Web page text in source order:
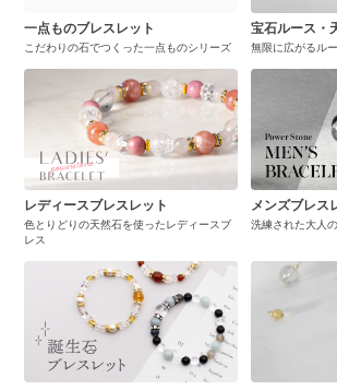
一点ものブレスレット
こだわりの石でつくった一点ものシリーズ
宝石ルース・
無限に広がるル
レディースブレスレット
色とりどりの天然石を使ったレディースブ
レス
メンズブレス
洗練された大人